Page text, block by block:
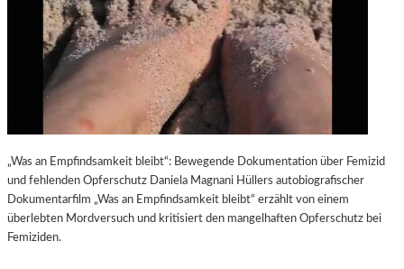
„Was an Empfindsamkeit bleibt“: Bewegende Dokumentation über Femizid
und fehlenden Opferschutz Daniela Magnani Hüllers autobiografischer
Dokumentarfilm „Was an Empfindsamkeit bleibt“ erzählt von einem
überlebten Mordversuch und kritisiert den mangelhaften Opferschutz bei
Femiziden.